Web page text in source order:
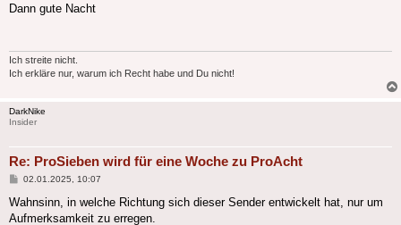
Dann gute Nacht
Ich streite nicht.
Ich erkläre nur, warum ich Recht habe und Du nicht!
DarkNike
Insider
Re: ProSieben wird für eine Woche zu ProAcht
Beitrag
02.01.2025, 10:07
Wahnsinn, in welche Richtung sich dieser Sender entwickelt hat, nur um
Aufmerksamkeit zu erregen.